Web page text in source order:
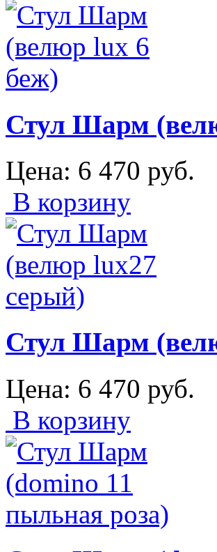
Стул Шарм
Цена: 6 470 руб.
В корзину
Стул Шарм
Цена: 6 470 руб.
В корзину